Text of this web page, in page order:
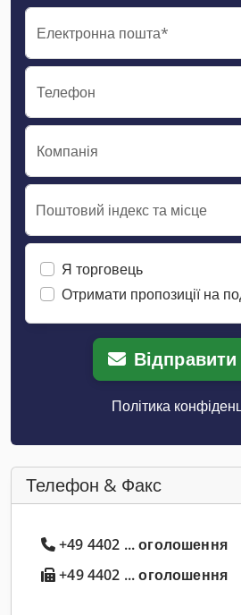
Електронна пошта*
Телефон
Компанія
Поштовий індекс та місце
Я торговець
Отримати пропозиції на
Відправити
Політика
Телефон & Факс
+49 4402 ... оголошення
+49 4402 ... оголошення